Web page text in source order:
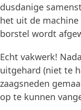
dusdanige
het uit de
borstel wordt
Echt vakwerk!
uitgehard (niet te
zaagsneden
op te kunnen